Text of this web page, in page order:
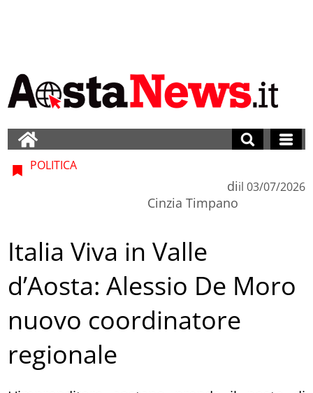
POLITICA
di
Cinzia Timpano
il 03/07/2026
Italia Viva in Valle
d’Aosta: Alessio De Moro
nuovo coordinatore
regionale